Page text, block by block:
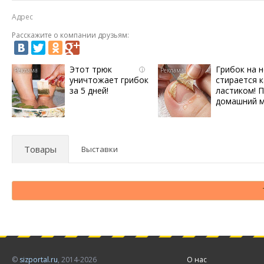
Адрес
Расскажите о компании друзьям:
i
Этот трюк
уничтожает грибок
за 5 дней!
Грибок на
стирается
ластиком!
домашний
Товары Выставки
© sizportal.ru, 2014-2026 О нас